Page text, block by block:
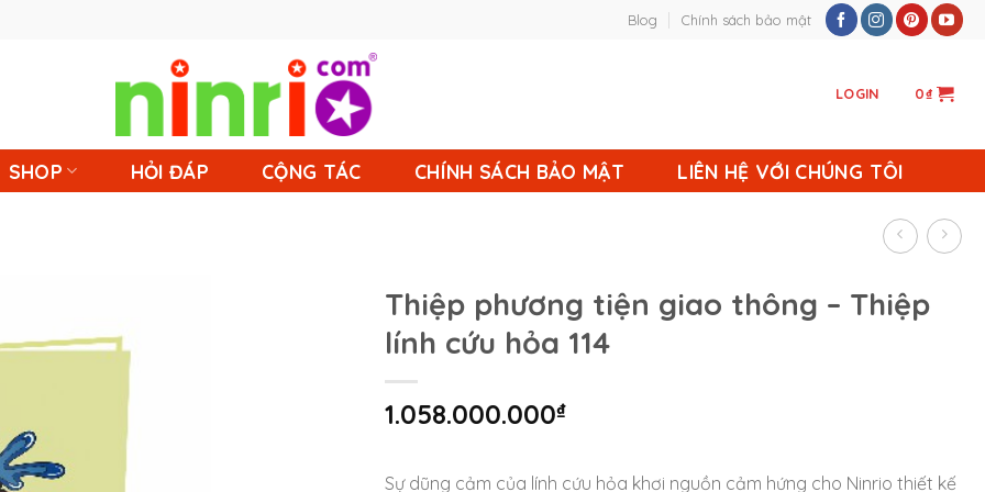
Blog Chính sách bảo mật
LOGIN 0₫
SHOP HỎI ĐÁP CỘNG TÁC CHÍNH SÁCH BẢO MẬT LIÊN HỆ VỚI CHÚNG TÔI
Thiệp phương tiện giao thông – Thiệp
lính cứu hỏa 114
1.058.000.000₫
Sự dũng cảm của lính cứu hỏa khơi nguồn cảm hứng cho Ninrio thiết kế